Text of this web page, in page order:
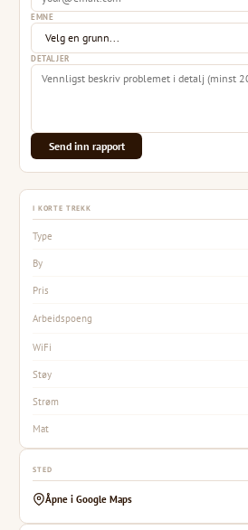
EMNE
DETALJER
Send inn rapport
I KORTE TREKK
Type
By
Pris
Arbeidspoeng
WiFi
Støy
Strøm
Mat
STED
Åpne i Google Maps